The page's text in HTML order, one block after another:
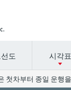
송국 이름을 선택
내용은 역 이름을
도 시각표
차부터 종일 운행